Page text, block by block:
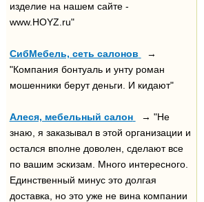
изделие на нашем сайте -
www.HOYZ.ru"
СибМебель, сеть салонов
→
"Компания бонтуаль и унту роман
мошенники берут деньги. И кидают"
Алеся, мебельный салон
→ "Не
знаю, я заказывал в этой организации и
остался вполне доволен, сделают все
по вашим эскизам. Много интересного.
Единственный минус это долгая
доставка, но это уже не вина компании